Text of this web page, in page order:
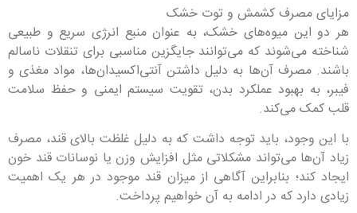
مزایای مصرف کشمش و توت خشک
هر دو این میوه‌های خشک، به عنوان منبع انرژی سریع و طبیعی
شناخته می‌شوند که می‌توانند جایگزین مناسبی برای تنقلات ناسالم
باشند. مصرف آن‌ها به دلیل داشتن آنتی‌اکسیدان‌ها، مواد مغذی و
فیبر، به بهبود عملکرد بدن، تقویت سیستم ایمنی و حفظ سلامت
قلب کمک می‌کند.
با این وجود، باید توجه داشت که به دلیل غلظت بالای قند، مصرف
زیاد آن‌ها می‌تواند مشکلاتی مثل افزایش وزن یا نوسانات قند خون
ایجاد کند؛ بنابراین آگاهی از میزان قند موجود در هر یک اهمیت
زیادی دارد که در ادامه به آن خواهیم پرداخت.